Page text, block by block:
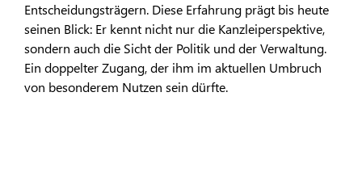
Entscheidungsträgern. Diese Erfahrung prägt bis heute
seinen Blick: Er kennt nicht nur die Kanzleiperspektive,
sondern auch die Sicht der Politik und der Verwaltung.
Ein doppelter Zugang, der ihm im aktuellen Umbruch
von besonderem Nutzen sein dürfte.